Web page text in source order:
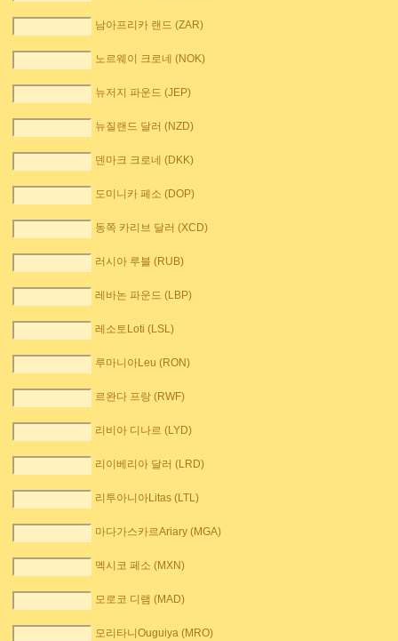
남아프리카 랜드 (ZAR)
노르웨이 크로네 (NOK)
뉴저지 파운드 (JEP)
뉴질랜드 달러 (NZD)
덴마크 크로네 (DKK)
도미니카 페소 (DOP)
동쪽 카리브 달러 (XCD)
러시아 루블 (RUB)
레바논 파운드 (LBP)
레소토Loti (LSL)
루마니아Leu (RON)
르완다 프랑 (RWF)
리비아 디나르 (LYD)
리이베리아 달러 (LRD)
리투아니아Litas (LTL)
마다가스카르Ariary (MGA)
멕시코 페소 (MXN)
모로코 디램 (MAD)
모리타니Ouguiya (MRO)